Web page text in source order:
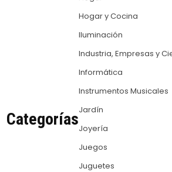
Categorías
Hogar y Cocina
Iluminación
Industria, Empresas y
Informática
Instrumentos Musicales
Jardín
Joyería
Juegos
Juguetes